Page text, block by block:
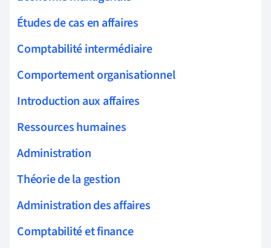
Études de cas en affaires
Comptabilité intermédiaire
Comportement organisationnel
Introduction aux affaires
Ressources humaines
Administration
Théorie de la gestion
Administration des affaires
Comptabilité et finance